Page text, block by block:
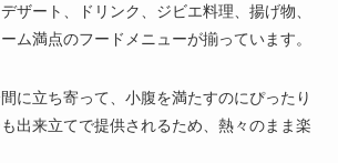
ザート、ドリンク、ジビエ料理、揚げ物、
ム満点のフードメニューが揃っています。
に立ち寄って、小腹を満たすのにぴったり
出来立てで提供されるため、熱々のまま楽